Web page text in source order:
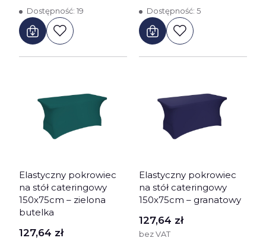
Dostępność: 19
Dostępność: 5
Elastyczny pokrowiec
na stół cateringowy
150x75cm – zielona
butelka
Cena
127,64 zł
Elastyczny pokrowiec
na stół cateringowy
150x75cm – granatowy
Cena
127,64 zł
bez VAT